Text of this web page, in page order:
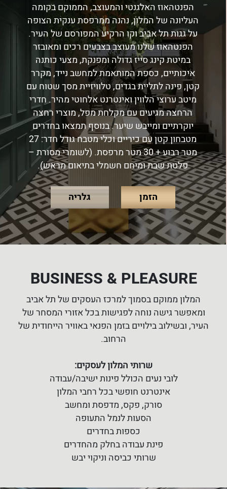
הפנטהאוז האלגנטי והמעוצב, הממוקם בקומה
העליונה של המלון, נהנה ממרפסת ענקית הצופה
על גגות תל אביב וקו הרקיע המפורסם של העיר.
הפנטהאוז שלנו מעוצב בצבעים רכים ומאובזר
במיטת קינג סייז גדולה ומפנקת, מצעי כותנה
איכותיים, כספת המותאמת למחשב נייד, מקרר
קטן, פינה לתליית בגדים, טלוויזיית מסך שטוח עם
מיטב ערוצי הלווין ואינטרנט אלחוטי מהיר. חדרי
הרחצה מגיעים עם מקלחת מפל, מוצרי רחצה
יוקרתיים ומייבש שיער. בנוסף תמצאו בחדרים
מטבחון קטן עם כיריים וכלי מטבח גודל חדר: 27
מטר רבוע + 30 מטר מרפסת. (לשומרי מסורת –
פלטת שבת ומיחם חשמלי בתיאום מראש).
הזמן גלריה
BUSINESS & PLEASURE
המלון ממוקם בסמוך למרכז העסקים של תל אביב
ומאפשר גישה נוחה לפגישות בכל אזורי המסחר של
העיר, ובשילוב בילויים בזמן הפנאי באוויר הייחודית של
הרחוב.
שרותי המלון לעסקים:
לובי נעים הכולל פינות ישיבה/עבודה
אינטרנט חופשי בכל רחבי המלון
סורק, פקס, מדפסת ומחשב
הסעות לנמל התעופה
כספות בחדרים
פינת עבודה בחלק מהחדרים
שרותי כביסה וניקוי יבש